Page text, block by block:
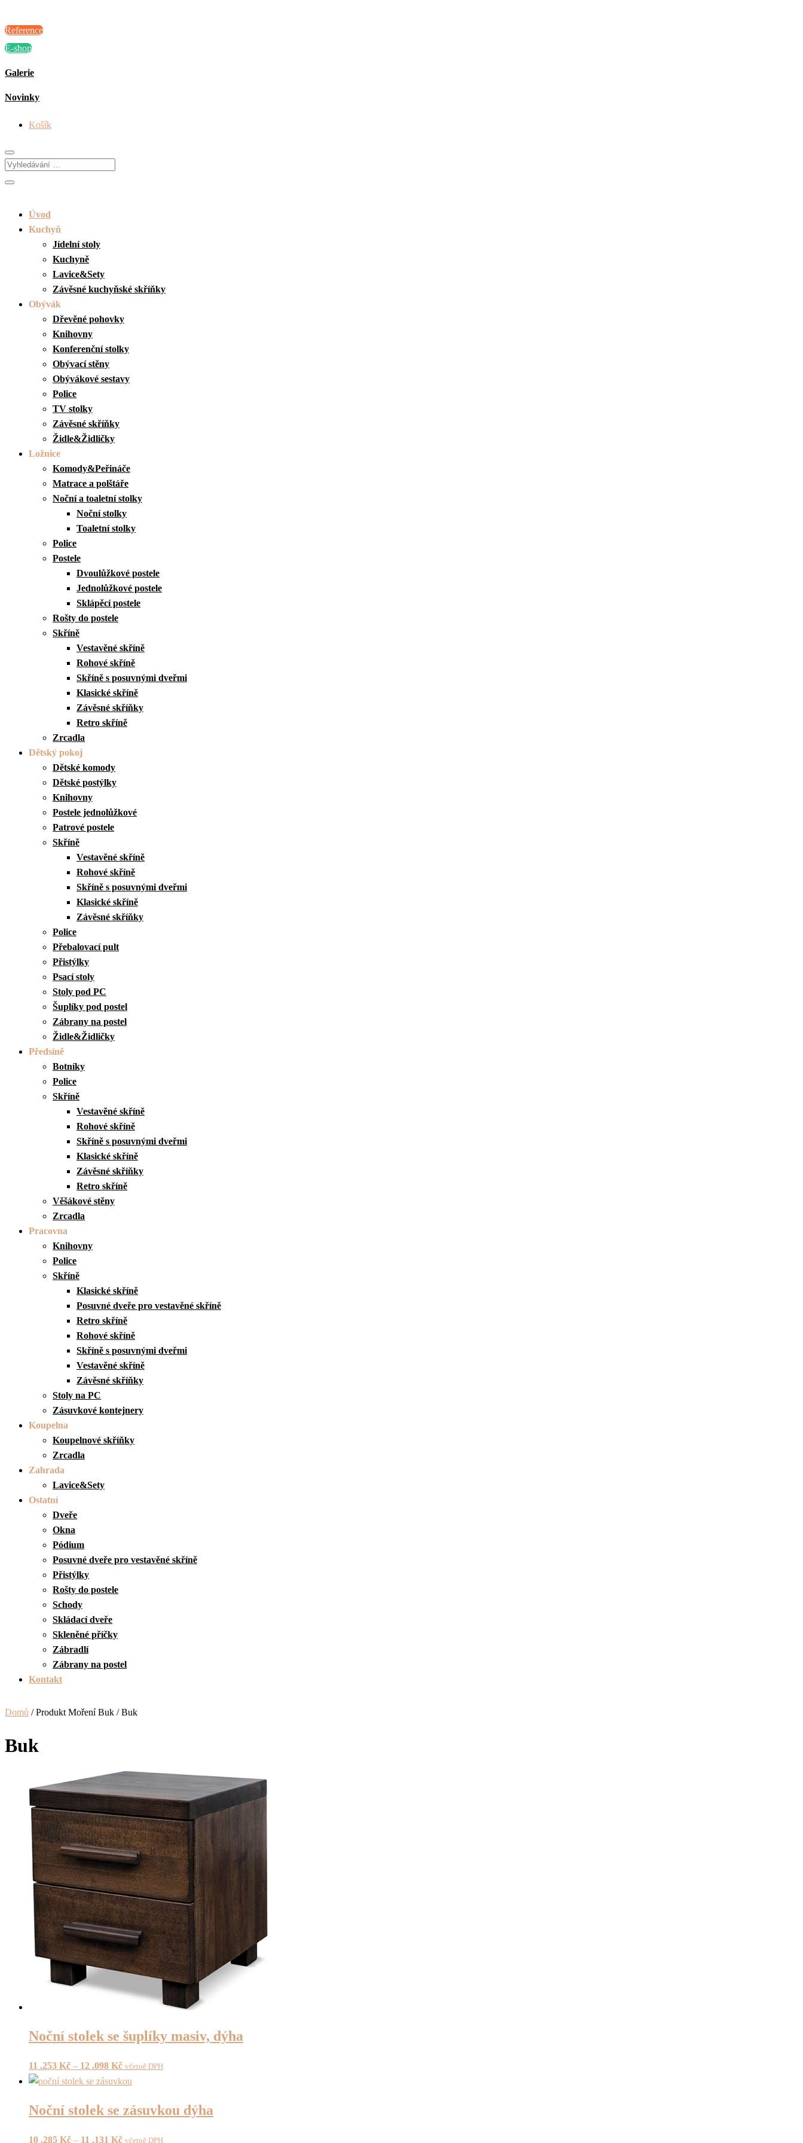
Reference
E-shop
Galerie
Novinky
Košík
Úvod
Kuchyň
Jídelní stoly
Kuchyně
Lavice&Sety
Závěsné kuchyňské skříňky
Obývák
Dřevěné pohovky
Knihovny
Konferenční stolky
Obývací stěny
Obývákové sestavy
Police
TV stolky
Závěsné skříňky
Židle&Židličky
Ložnice
Komody&Peřináče
Matrace a polštáře
Noční a toaletní stolky
Noční stolky
Toaletní stolky
Police
Postele
Dvoulůžkové postele
Jednolůžkové postele
Sklápěcí postele
Rošty do postele
Skříně
Vestavěné skříně
Rohové skříně
Skříně s posuvnými dveřmi
Klasické skříně
Závěsné skříňky
Retro skříně
Zrcadla
Dětský pokoj
Dětské komody
Dětské postýlky
Knihovny
Postele jednolůžkové
Patrové postele
Skříně
Vestavěné skříně
Rohové skříně
Skříně s posuvnými dveřmi
Klasické skříně
Závěsné skříňky
Police
Přebalovací pult
Přistýlky
Psací stoly
Stoly pod PC
Šuplíky pod postel
Zábrany na postel
Židle&Židličky
Předsíně
Botníky
Police
Skříně
Vestavěné skříně
Rohové skříně
Skříně s posuvnými dveřmi
Klasické skříně
Závěsné skříňky
Retro skříně
Věšákové stěny
Zrcadla
Pracovna
Knihovny
Police
Skříně
Klasické skříně
Posuvné dveře pro vestavěné skříně
Retro skříně
Rohové skříně
Skříně s posuvnými dveřmi
Vestavěné skříně
Závěsné skříňky
Stoly na PC
Zásuvkové kontejnery
Koupelna
Koupelnové skříňky
Zrcadla
Zahrada
Lavice&Sety
Ostatní
Dveře
Okna
Pódium
Posuvné dveře pro vestavěné skříně
Přistýlky
Rošty do postele
Schody
Skládací dveře
Skleněné příčky
Zábradlí
Zábrany na postel
Kontakt
Domů / Produkt Moření Buk / Buk
Buk
Noční stolek se šuplíky masiv, dýha
11 .253 Kč – 12 .098 Kč včetně DPH
Noční stolek se zásuvkou dýha
10 .285 Kč – 11 .131 Kč včetně DPH